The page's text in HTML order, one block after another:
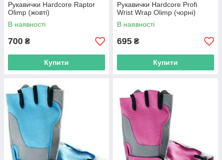
Рукавички Hardcore Raptor
Olimp (жовті)
В наявності
700 ₴
Купити
Рукавички Hardcore Profi
Wrist Wrap Olimp (чорні)
В наявності
695 ₴
Купити